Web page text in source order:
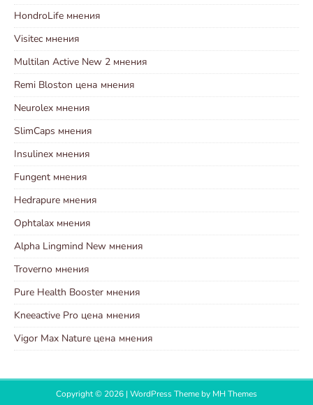
HondroLife мнения
Visitec мнения
Multilan Active New 2 мнения
Remi Bloston цена мнения
Neurolex мнения
SlimCaps мнения
Insulinex мнения
Fungent мнения
Hedrapure мнения
Ophtalax мнения
Alpha Lingmind New мнения
Troverno мнения
Pure Health Booster мнения
Kneeactive Pro цена мнения
Vigor Max Nature цена мнения
Copyright © 2026 | WordPress Theme by MH Themes